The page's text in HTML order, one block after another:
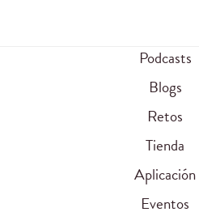
Podcasts
Blogs
Retos
Tienda
Aplicación
Eventos